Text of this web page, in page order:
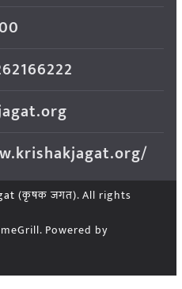
(कृषक जगत). All rights
Powered by